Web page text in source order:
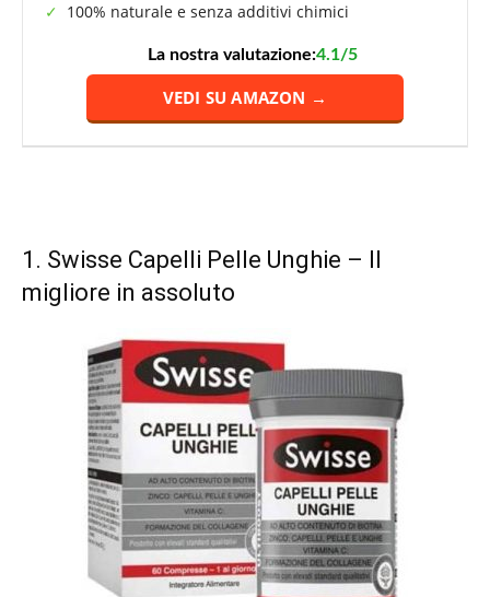
100% naturale e senza additivi chimici
La nostra valutazione:4.1/5
VEDI SU AMAZON →
1. Swisse Capelli Pelle Unghie – Il
migliore in assoluto